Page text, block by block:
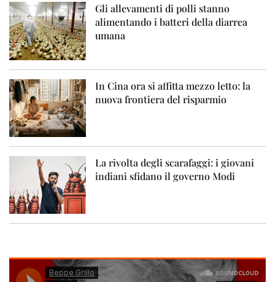
Gli allevamenti di polli stanno
alimentando i batteri della diarrea
umana
In Cina ora si affitta mezzo letto: la
nuova frontiera del risparmio
La rivolta degli scarafaggi: i giovani
indiani sfidano il governo Modi